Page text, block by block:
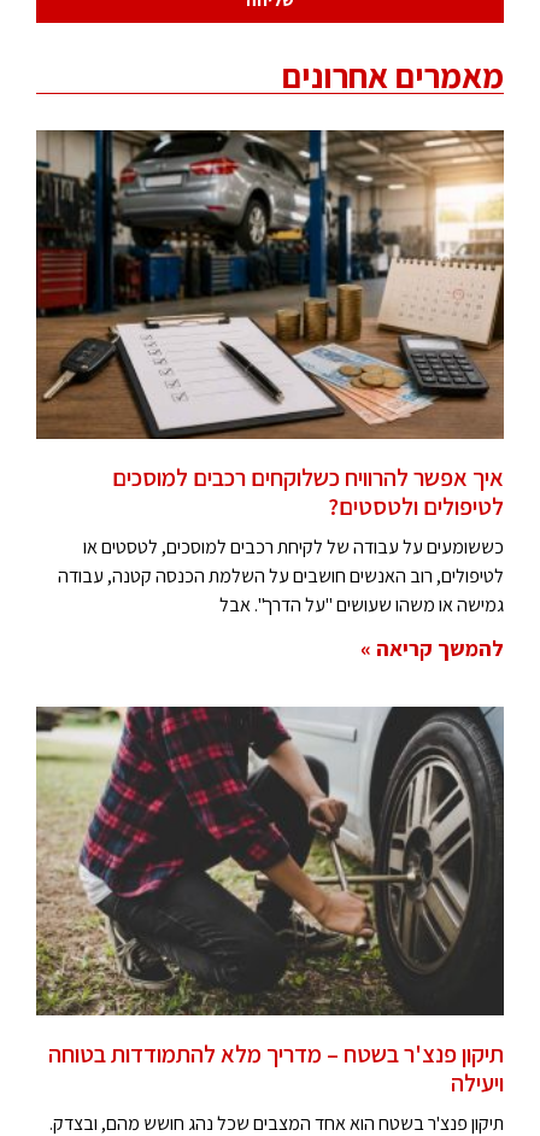
מאמרים אחרונים
איך אפשר להרוויח כשלוקחים רכבים למוסכים
לטיפולים ולטסטים?
כששומעים על עבודה של לקיחת רכבים למוסכים, לטסטים או
לטיפולים, רוב האנשים חושבים על השלמת הכנסה קטנה, עבודה
גמישה או משהו שעושים "על הדרך". אבל
להמשך קריאה »
תיקון פנצ'ר בשטח – מדריך מלא להתמודדות בטוחה
ויעילה
תיקון פנצ'ר בשטח הוא אחד המצבים שכל נהג חושש מהם, ובצדק.